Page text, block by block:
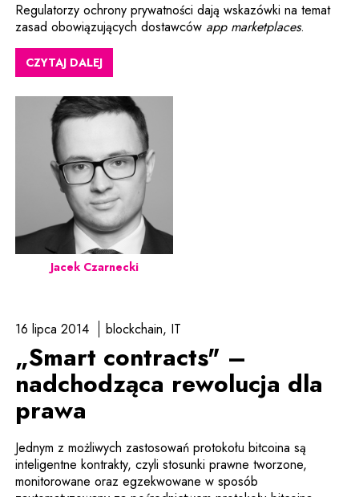
Regulatorzy ochrony prywatności dają wskazówki na temat
zasad obowiązujących dostawców app marketplaces.
CZYTAJ DALEJ
Jacek Czarnecki
16 lipca 2014 blockchain IT
„Smart contracts" –
nadchodząca rewolucja dla
prawa
Jednym z możliwych zastosowań protokołu bitcoina są
inteligentne kontrakty, czyli stosunki prawne tworzone,
monitorowane oraz egzekwowane w sposób